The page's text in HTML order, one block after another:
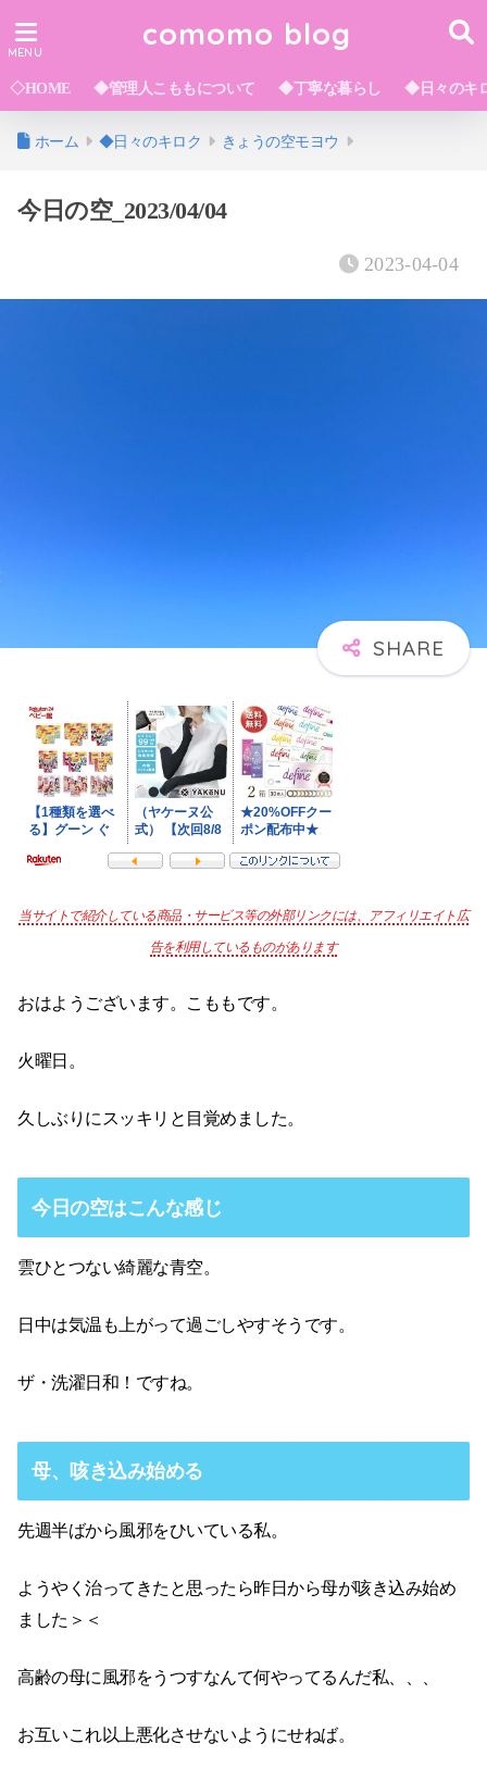
comomo blog
◇HOME ◆管理人こももについて ◆丁寧な暮らし ◆日々のキ
ホーム ◆日々のキロク きょうの空モヨウ
今日の空_2023/04/04
2023-04-04
当サイトで紹介している商品・サービス等の外部リンクには、アフィリエイト広
告を利用しているものがあります
おはようございます。こももです。
火曜日。
久しぶりにスッキリと目覚めました。
今日の空はこんな感じ
雲ひとつない綺麗な青空。
日中は気温も上がって過ごしやすそうです。
ザ・洗濯日和！ですね。
母、咳き込み始める
先週半ばから風邪をひいている私。
ようやく治ってきたと思ったら昨日から母が咳き込み始め
ました＞＜
高齢の母に風邪をうつすなんて何やってるんだ私、、、
お互いこれ以上悪化させないようにせねば。